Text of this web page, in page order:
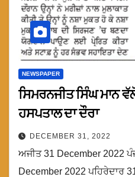
NEWSPAPER
ਸਿਮਰਨਜੀਤ ਸਿੰਘ ਮਾਨ
ਹਸਪਤਾਲ ਦਾ ਦੌਰਾ
DECEMBER 31, 2022
ਅਜੀਤ 31 December 2022
December 2022 ਪਹਿਰੇਦਾਰ